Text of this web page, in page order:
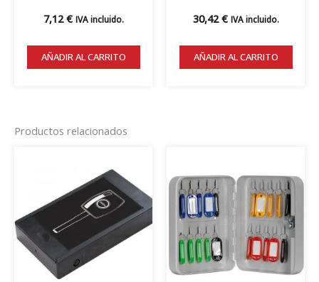
7,12€ IVA incluido.
AÑADIR AL CARRITO
30,42€ IVA incluido.
AÑADIR AL CARRITO
Productos relacionados
precios:
desde
13,04 €
hasta
25,38 €
tiene
Las
se